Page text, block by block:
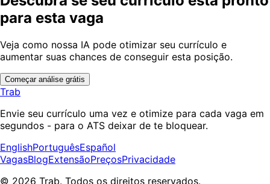
para esta vaga
Veja como nossa IA pode otimizar seu currículo e
aumentar suas chances de conseguir esta posição.
Começar análise grátis
Trab
Envie seu currículo uma vez e otimize para cada vaga em
segundos - para o ATS deixar de te bloquear.
EnglishPortuguêsEspañol
VagasBlogExtensãoPreçosPrivacidade
© 2026 Trab. Todos os direitos reservados.